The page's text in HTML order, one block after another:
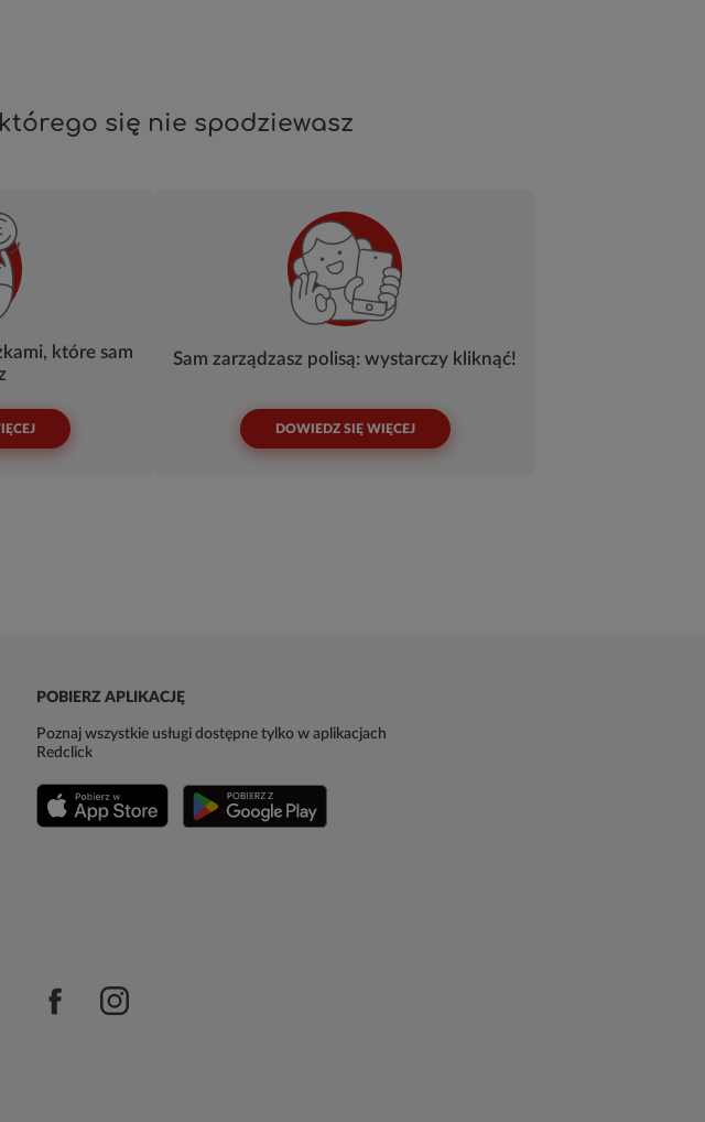
się nie spodziewasz
które sam
Sam zarządzasz polisą: wystarczy kliknąć!
DOWIEDZ SIĘ WIĘCEJ
POBIERZ APLIKACJĘ
Poznaj wszystkie usługi dostępne tylko w aplikacjach
Redclick